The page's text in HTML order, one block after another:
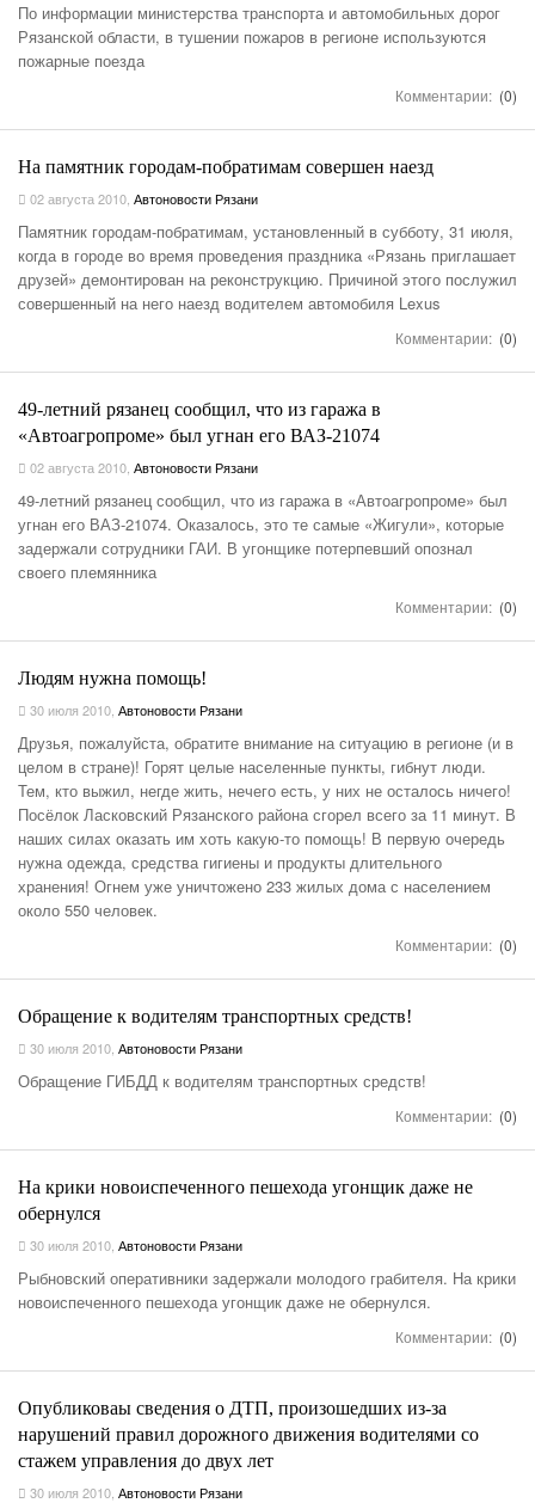
По информации министерства транспорта и автомобильных дорог
Рязанской области, в тушении пожаров в регионе используются
пожарные поезда
Комментарии: (0)
На памятник городам-побратимам совершен наезд
02 августа 2010, Автоновости Рязани
Памятник городам-побратимам, установленный в субботу, 31 июля,
когда в городе во время проведения праздника «Рязань приглашает
друзей» демонтирован на реконструкцию. Причиной этого послужил
совершенный на него наезд водителем автомобиля Lexus
Комментарии: (0)
49-летний рязанец сообщил, что из гаража в
«Автоагропроме» был угнан его ВАЗ-21074
02 августа 2010, Автоновости Рязани
49-летний рязанец сообщил, что из гаража в «Автоагропроме» был
угнан его ВАЗ-21074. Оказалось, это те самые «Жигули», которые
задержали сотрудники ГАИ. В угонщике потерпевший опознал
своего племянника
Комментарии: (0)
Людям нужна помощь!
30 июля 2010, Автоновости Рязани
Друзья, пожалуйста, обратите внимание на ситуацию в регионе (и в
целом в стране)! Горят целые населенные пункты, гибнут люди.
Тем, кто выжил, негде жить, нечего есть, у них не осталось ничего!
Посёлок Ласковский Рязанского района сгорел всего за 11 минут. В
наших силах оказать им хоть какую-то помощь! В первую очередь
нужна одежда, средства гигиены и продукты длительного
хранения! Огнем уже уничтожено 233 жилых дома с населением
около 550 человек.
Комментарии: (0)
Обращение к водителям транспортных средств!
30 июля 2010, Автоновости Рязани
Обращение ГИБДД к водителям транспортных средств!
Комментарии: (0)
На крики новоиспеченного пешехода угонщик даже не
обернулся
30 июля 2010, Автоновости Рязани
Рыбновский оперативники задержали молодого грабителя. На крики
новоиспеченного пешехода угонщик даже не обернулся.
Комментарии: (0)
Опубликоваы сведения о ДТП, произошедших из-за
нарушений правил дорожного движения водителями со
стажем управления до двух лет
30 июля 2010, Автоновости Рязани